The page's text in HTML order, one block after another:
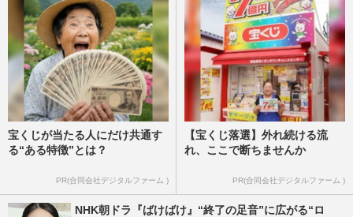
宝くじが当たる人にだけ共通す
る“ある特徴”とは？
PR(合同会社デジタルファーム )
【宝くじ落選】外れ続ける流
れ、ここで断ちませんか
PR(合同会社デジタルファーム )
NHK朝ドラ『ばけばけ』“終了の足音”に広がる“ロ